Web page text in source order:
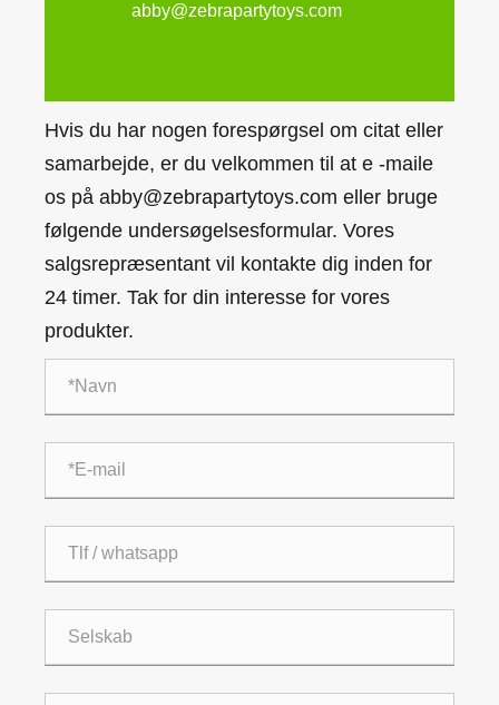
abby@zebrapartytoys.com
Hvis du har nogen forespørgsel om citat eller
samarbejde, er du velkommen til at e -maile
os på abby@zebrapartytoys.com eller bruge
følgende undersøgelsesformular. Vores
salgsrepræsentant vil kontakte dig inden for
24 timer. Tak for din interesse for vores
produkter.